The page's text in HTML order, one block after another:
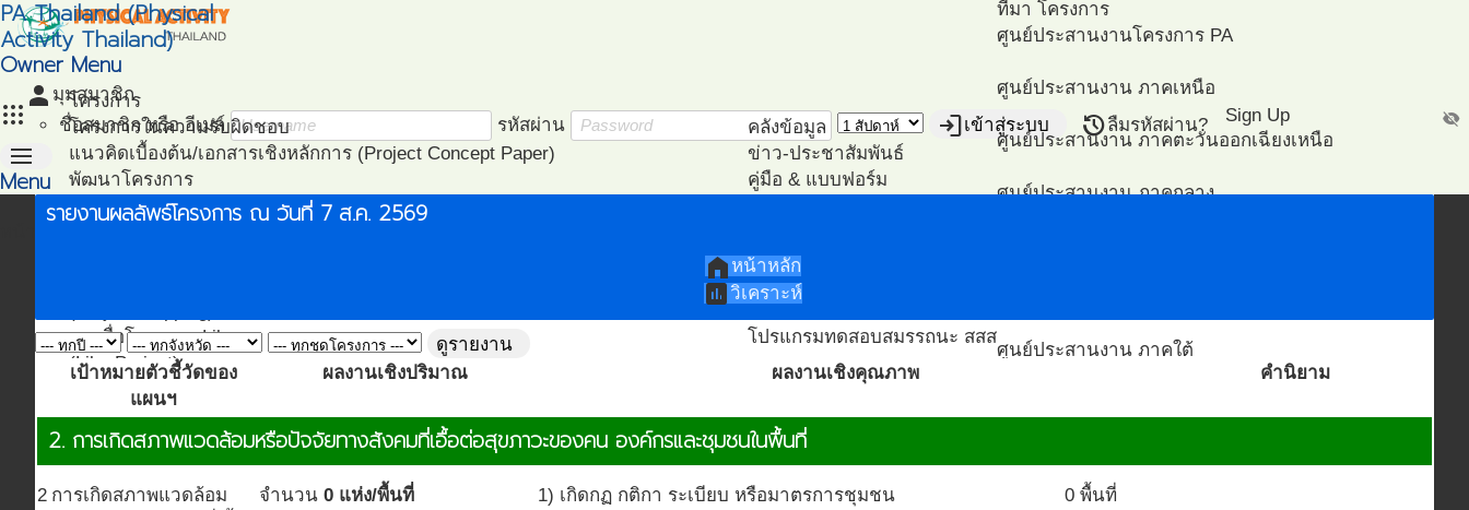
PA Thailand (Physical
Activity Thailand)
Owner Menu
apps
person มุมสมาชิก
ชื่อสมาชิก หรือ อีเมล์
รหัสผ่าน visibility_off
loginเข้าสู่ระบบ restoreลืมรหัสผ่าน? Sign Up
menu
Menu
โครงการ
โครงการในความรับผิดชอบ
แนวคิดเบื้องต้น/เอกสารเชิงหลักการ (Project Concept Paper)
พัฒนาโครงการ
(Project Development)
รายชื่อโครงการ Like
(Like Project)
คลังข้อมูล
ข่าว-ประชาสัมพันธ์
คู่มือ & แบบฟอร์ม
แนะนำเอกสาร PA
แนะนำวีดีโอ PA
โครงการ ตัวอย่าง
โปรแกรมทดสอบสมรรถนะ สสส
ที่มา โครงการ
ศูนย์ประสานงานโครงการ PA
ศูนย์ประสานงาน ภาคเหนือ
ศูนย์ประสานงาน ภาคตะวันออกเฉียงเหนือ
ศูนย์ประสานงาน ภาคกลาง
ศูนย์ประสานงาน ภาคใต้
รายงานผลลัพธ์โครงการ ณ วันที่ 7 ส.ค. 2569
home หน้าหลัก
assessment วิเคราะห์
ดูรายงาน
เป้าหมายตัวชี้วัดของ
แผนฯ
ผลงานเชิงปริมาณ ผลงานเชิงคุณภาพ คำนิยาม
2. การเกิดสภาพแวดล้อมหรือปัจจัยทางสังคมที่เอื้อต่อสุขภาวะของคน องค์กรและชุมชนในพื้นที่
2 การเกิดสภาพแวดล้อม
จำนวน 0 แห่ง/พื้นที่ 1) เกิดกฏ กติกา ระเบียบ หรือมาตรการชุมชน
0 พื้นที่